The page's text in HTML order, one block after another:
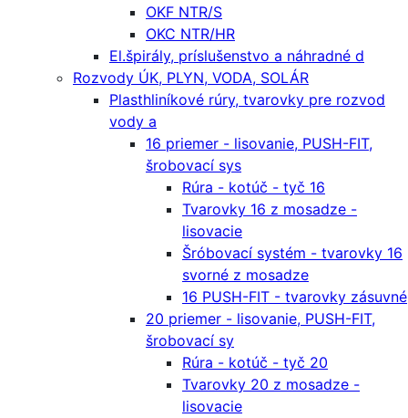
OKF NTR/S
OKC NTR/HR
El.špirály, príslušenstvo a náhradné d
Rozvody ÚK, PLYN, VODA, SOLÁR
Plasthliníkové rúry, tvarovky pre rozvod
vody a
16 priemer - lisovanie, PUSH-FIT,
šrobovací sys
Rúra - kotúč - tyč 16
Tvarovky 16 z mosadze -
lisovacie
Šróbovací systém - tvarovky 16
svorné z mosadze
16 PUSH-FIT - tvarovky zásuvné
20 priemer - lisovanie, PUSH-FIT,
šrobovací sy
Rúra - kotúč - tyč 20
Tvarovky 20 z mosadze -
lisovacie